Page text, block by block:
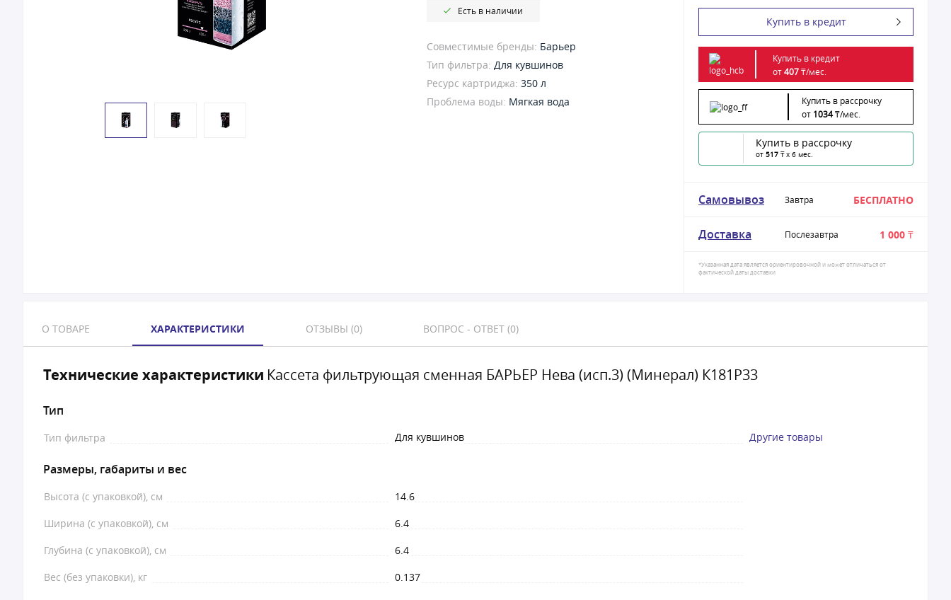
Есть в наличии
Совместимые бренды: Барьер
Тип фильтра: Для кувшинов
Ресурс картриджа: 350 л
Проблема воды: Мягкая вода
Купить в кредит
Купить в кредит
от407₸/мес.
Купить в рассрочку
от 1034₸/мес.
Купить в рассрочку
от 517 ₸ x 6 мес.
Самовывоз Завтра БЕСПЛАТНО
Доставка Послезавтра 1 000 ₸
*Указанная дата является ориентировочной и может отличаться от
фактической даты доставки
О ТОВАРЕ ХАРАКТЕРИСТИКИ ОТЗЫВЫ (0) ВОПРОС - ОТВЕТ (0)
Технические характеристики Кассета фильтрующая сменная БАРЬЕР Нева (исп.3) (Минерал) К181Р33
Тип
Тип фильтра Для кувшинов Другие товары
Размеры, габариты и вес
Высота (с упаковкой), см
14.6
Ширина (с упаковкой), см
6.4
Глубина (с упаковкой), см
6.4
Вес (без упаковки), кг
0.137